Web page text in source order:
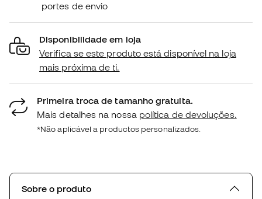
portes de envio
Disponibilidade em loja
Verifica se este produto está disponível na loja
mais próxima de ti.
Primeira troca de tamanho gratuita.
Mais detalhes na nossa política de devoluções.
*Não aplicável a productos personalizados.
Sobre o produto